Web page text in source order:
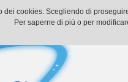
dei cookies. Scegliendo di
Per saperne di più o per